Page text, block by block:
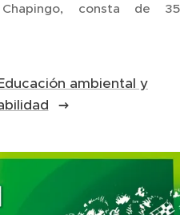
Chapingo, consta de 35
ambiental y